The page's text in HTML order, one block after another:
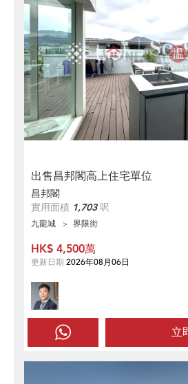
出售昌邦閣高上住宅單位
昌邦閣
實用面積 1,703呎
九龍城 界限街
立
HK$ 4,500萬
更新日期 2026年08月06日